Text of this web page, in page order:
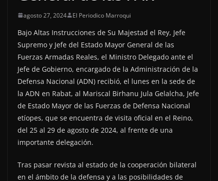
agosto 27, 2024 El Periodico Marroqui
Bajo Altas Instrucciones de Su Majestad el Rey, Jefe
Supremo y Jefe del Estado Mayor General de las
Fuerzas Armadas Reales, el Ministro Delegado ante el
Jefe de Gobierno, encargado de la Administración de la
Defensa Nacional (ADN) recibió, el lunes en la sede de
la ADN en Rabat, al Mariscal Birhanu Jula Gelalcha, Jefe
de Estado Mayor de las Fuerzas de Defensa Nacional
etíopes, que se encuentra de visita oficial en el Reino,
del 25 al 29 de agosto de 2024, al frente de una
importante delegación.
Tras pasar revista al estado de la cooperación bilateral
en el ámbito de la defensa y a las posibilidades de